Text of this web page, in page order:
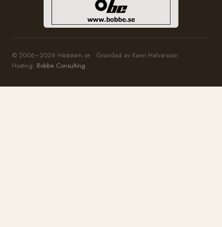
© 2006–2026 Häststam.se · Grundad av Karin Halvarsson
Hosting: Bobbe Consulting